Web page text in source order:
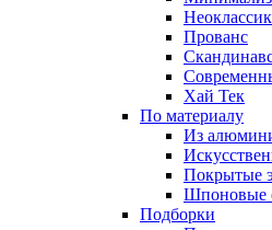
Прованс
Хай Тек
По материалу
Из
Покрытые
Шпоновые
Подборки